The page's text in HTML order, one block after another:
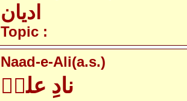
ادیان
Topic :
Naad-e-Ali(a.s.)
نادِ علیؑ